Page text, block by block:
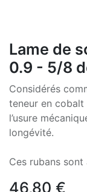
Lame de
0.9 - 5/8
Considérés
teneur en cobalt
l’usure
longévité.
Ces rubans
46,80 €